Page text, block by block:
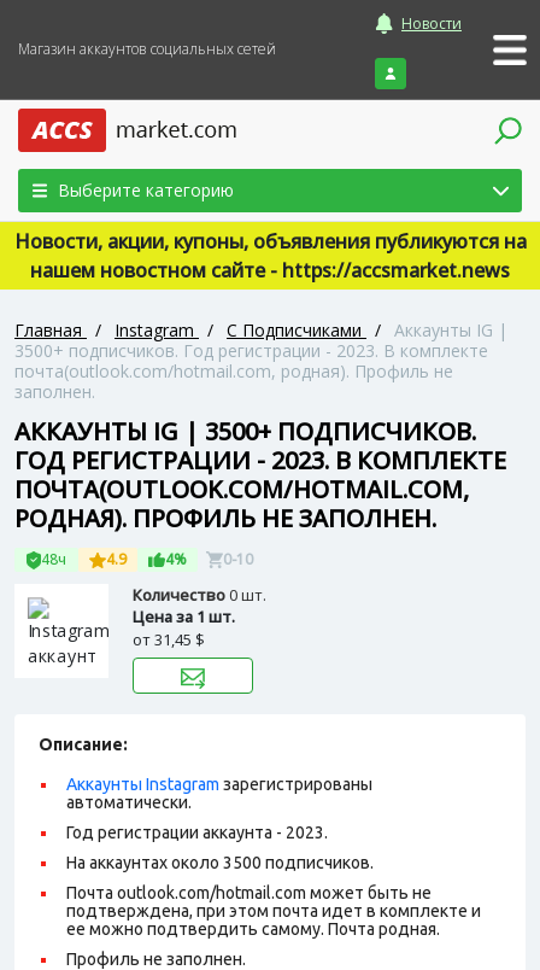
Магазин аккаунтов социальных сетей
Новости
Войти
Выберите категорию
Новости, акции, купоны, объявления публикуются на
нашем новостном сайте - https://accsmarket.news
Главная / Instagram / С Подписчиками / Аккаунты IG |
3500+ подписчиков. Год регистрации - 2023. В комплекте
почта(outlook.com/hotmail.com, родная). Профиль не
заполнен.
АККАУНТЫ IG | 3500+ ПОДПИСЧИКОВ.
ГОД РЕГИСТРАЦИИ - 2023. В КОМПЛЕКТЕ
ПОЧТА(OUTLOOK.COM/HOTMAIL.COM,
РОДНАЯ). ПРОФИЛЬ НЕ ЗАПОЛНЕН.
48ч 4.9 4% 0-10
Количество0 шт.
Цена за 1 шт.
от31,45 $
Описание:
Аккаунты Instagram зарегистрированы
автоматически.
Год регистрации аккаунта - 2023.
На аккаунтах около 3500 подписчиков.
Почта outlook.com/hotmail.com может быть не
подтверждена, при этом почта идет в комплекте и
ее можно подтвердить самому. Почта родная.
Профиль не заполнен.